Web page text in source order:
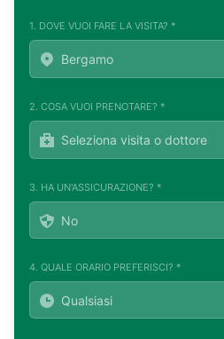
1. DOVE VUOI FARE LA VISITA? *
2. COSA VUOI PRENOTARE? *
3. HA UN'ASSICURAZIONE? *
4. QUALE ORARIO PREFERISCI? *